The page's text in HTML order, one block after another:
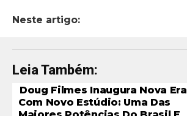
Neste artigo:
Leia Também:
Doug Filmes Inaugura Nova Era
Com Novo Estúdio: Uma Das